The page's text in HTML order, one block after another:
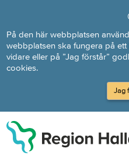
På den här webbplatsen
webbplatsen ska fungera på
vidare eller på ”Jag förstår”
cookies.
Jag